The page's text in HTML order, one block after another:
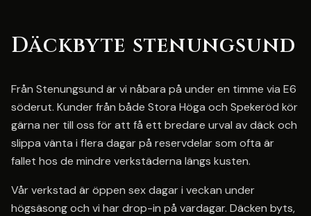
Däckbyte stenungsund
Från Stenungsund är vi nåbara på under en timme via E6
söderut. Kunder från både Stora Höga och Spekeröd kör
gärna ner till oss för att få ett bredare urval av däck och
slippa vänta i flera dagar på reservdelar som ofta är
fallet hos de mindre verkstäderna längs kusten.
Vår verkstad är öppen sex dagar i veckan under
högsäsong och vi har drop-in på vardagar. Däcken byts,